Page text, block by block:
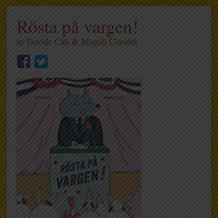
Rösta på vargen!
avDavide Cali &Magali Clavelet